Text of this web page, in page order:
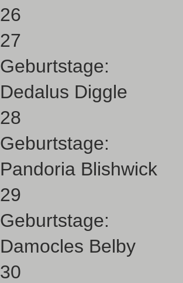
26
27
Geburtstage:
Dedalus Diggle
28
Geburtstage:
Pandoria Blishwick
29
Geburtstage:
Damocles Belby
30